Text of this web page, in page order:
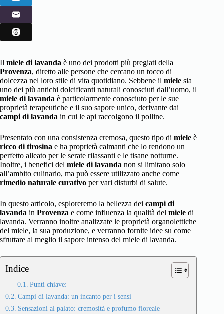
Il miele di lavanda è uno dei prodotti più pregiati della
Provenza, diretto alle persone che cercano un tocco di
dolcezza nel loro stile di vita quotidiano. Sebbene il miele sia
uno dei più antichi dolcificanti naturali conosciuti dall’uomo, il
miele di lavanda è particolarmente conosciuto per le sue
proprietà terapeutiche e il suo sapore unico, derivante dai
campi di lavanda in cui le api raccolgono il polline.
Presentato con una consistenza cremosa, questo tipo di miele è
ricco di tirosina e ha proprietà calmanti che lo rendono un
perfetto alleato per le serate rilassanti e le tisane notturne.
Inoltre, i benefici del miele di lavanda non si limitano solo
all’ambito culinario, ma può essere utilizzato anche come
rimedio naturale curativo per vari disturbi di salute.
In questo articolo, esploreremo la bellezza dei campi di
lavanda in Provenza e come influenza la qualità del miele di
lavanda. Verranno inoltre analizzate le proprietà organolettiche
del miele, la sua produzione, e verranno fornite idee su come
sfruttare al meglio il sapore intenso del miele di lavanda.
Indice
Punti chiave:
Campi di lavanda: un incanto per i sensi
Sensazioni al palato: cremosità e profumo floreale